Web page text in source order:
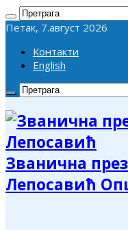
Петак, 7.август 2026
Контакти
English
Званична
Лепосавић